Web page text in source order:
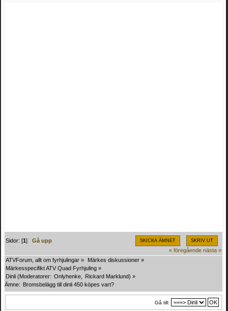
SKICKA ÄMNET SKRIV UT
Sidor: [1]Gå upp
« föregående nästa »
ATVForum, allt om fyrhjulingar » Märkes diskussioner »
Märkesspecifikt ATV Quad Fyrhjuling »
Dinli (Moderatorer: Onlyhenke Rickard Marklund) »
Ämne:
Bromsbelägg till dinli 450 köpes vart?
Gå till: